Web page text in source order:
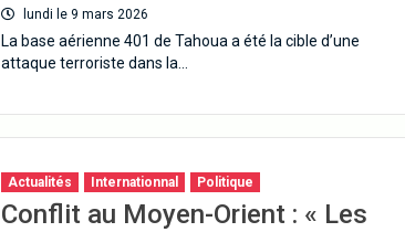
lundi le 9 mars 2026
La base aérienne 401 de Tahoua a été la cible d’une
attaque terroriste dans la…
Actualités Internationnal Politique
Conflit au Moyen-Orient : « Les